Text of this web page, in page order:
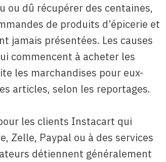
ou dû récupérer des centaines,
de produits d’épicerie et
jamais présentées. Les causes
commencent à acheter les
les marchandises pour eux-
articles, selon les reportages.
les clients Instacart qui
Zelle, Paypal ou à des services
détiennent généralement